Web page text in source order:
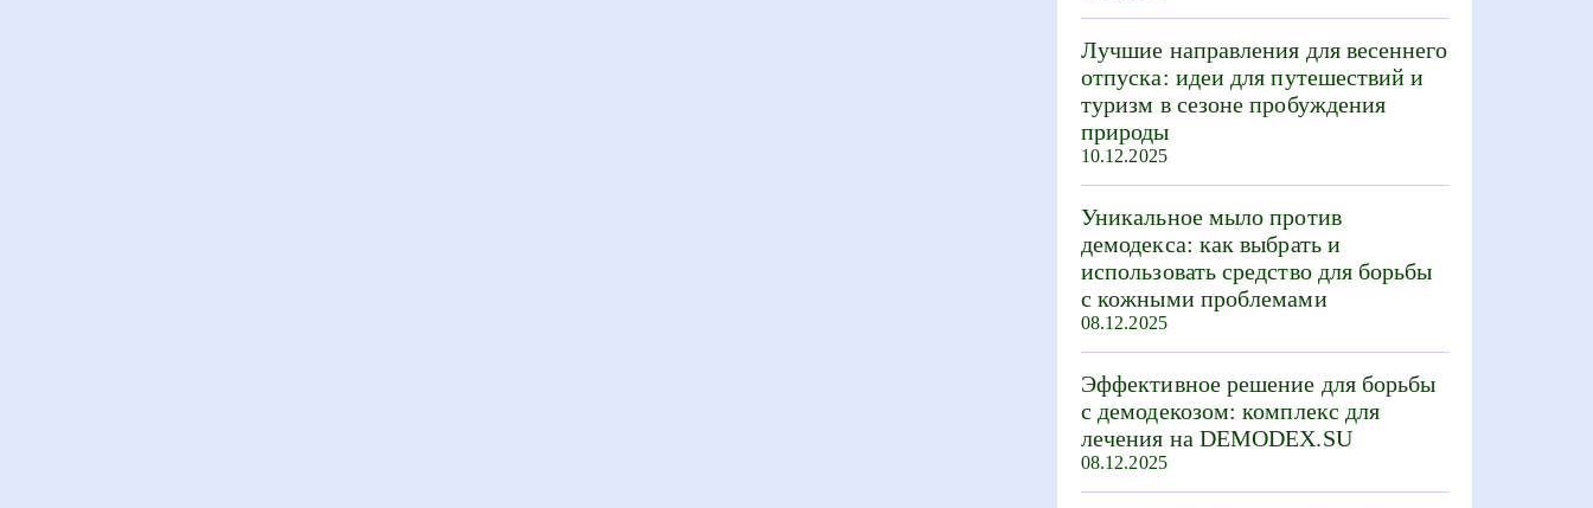
Лучшие направления для весеннего
отпуска: идеи для путешествий и
туризм в сезоне пробуждения
природы
10.12.2025
Уникальное мыло против
демодекса: как выбрать и
использовать средство для борьбы
с кожными проблемами
08.12.2025
Эффективное решение для борьбы
с демодекозом: комплекс для
лечения на DEMODEX.SU
08.12.2025